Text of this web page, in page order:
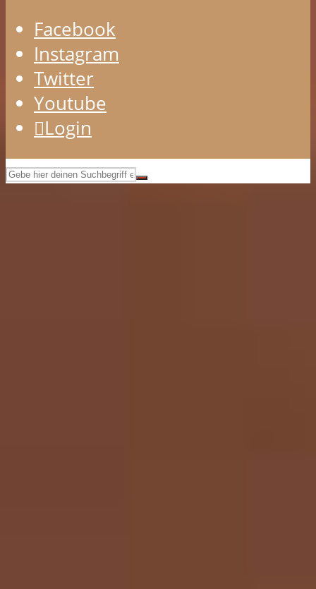
Facebook
Instagram
Twitter
Youtube
Login